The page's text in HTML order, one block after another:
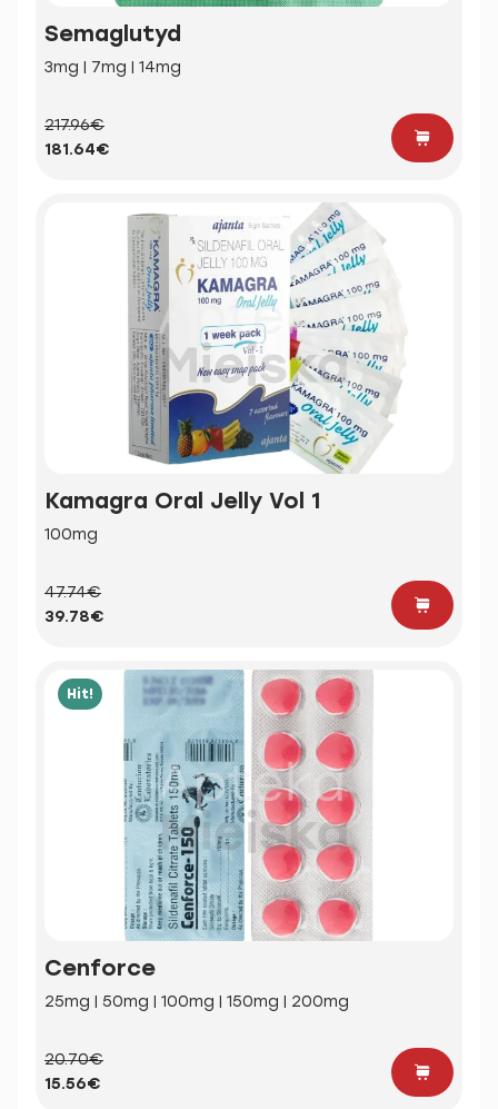
Semaglutyd
3mg | 7mg | 14mg
217.96€
181.64€
Kamagra Oral Jelly Vol 1
100mg
47.74€
39.78€
Hit!
Cenforce
25mg | 50mg | 100mg | 150mg | 200mg
20.70€
15.56€